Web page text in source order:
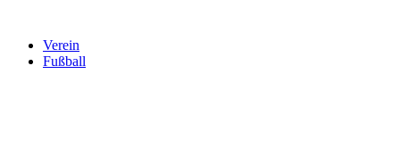
Verein
Fußball